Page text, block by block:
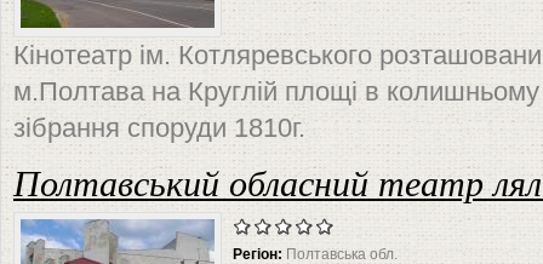
Кінотеатр ім. Котляревського
м.Полтава на Круглій площі в
зібрання споруди 1810г.
Полтавський обласний театр
Регіон: Полтавська обл.